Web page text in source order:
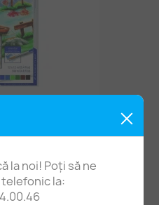
la noi! Poți să ne
la:
-set 12 Tuburi
lei